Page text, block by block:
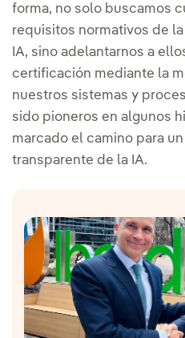
forma, no solo buscamos
requisitos normativos de
IA, sino adelantarnos a
certificación mediante la
nuestros sistemas y
sido pioneros en algunos
marcado el camino para
transparente de la IA.